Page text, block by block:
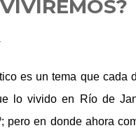
es un tema que cada
lo vivido en Río de
pero en donde ahora